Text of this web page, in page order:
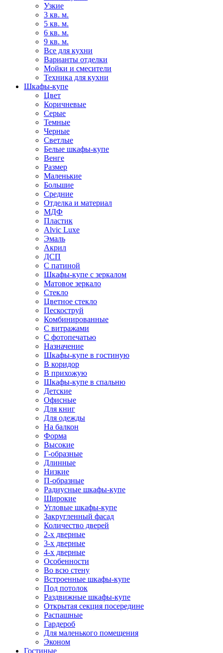
Узкие
3 кв. м.
5 кв. м.
6 кв. м.
9 кв. м.
Все для кухни
Варианты отделки
Мойки и смесители
Техника для кухни
Шкафы-купе
Цвет
Коричневые
Серые
Темные
Черные
Светлые
Белые шкафы-купе
Венге
Размер
Маленькие
Большие
Средние
Отделка и материал
МДФ
Пластик
Alvic Luxe
Эмаль
Акрил
ДСП
С патиной
Шкафы-купе с зеркалом
Матовое зеркало
Стекло
Цветное стекло
Пескоструй
Комбинированные
С витражами
С фотопечатью
Назначение
Шкафы-купе в гостиную
В коридор
В прихожую
Шкафы-купе в спальню
Детские
Офисные
Для книг
Для одежды
На балкон
Форма
Высокие
Г-образные
Длинные
Низкие
П-образные
Радиусные шкафы-купе
Широкие
Угловые шкафы-купе
Закругленный фасад
Количество дверей
2-х дверные
3-х дверные
4-х дверные
Особенности
Во всю стену
Встроенные шкафы-купе
Под потолок
Раздвижные шкафы-купе
Открытая секция посередине
Распашные
Гардероб
Для маленького помещения
Эконом
Гостиные